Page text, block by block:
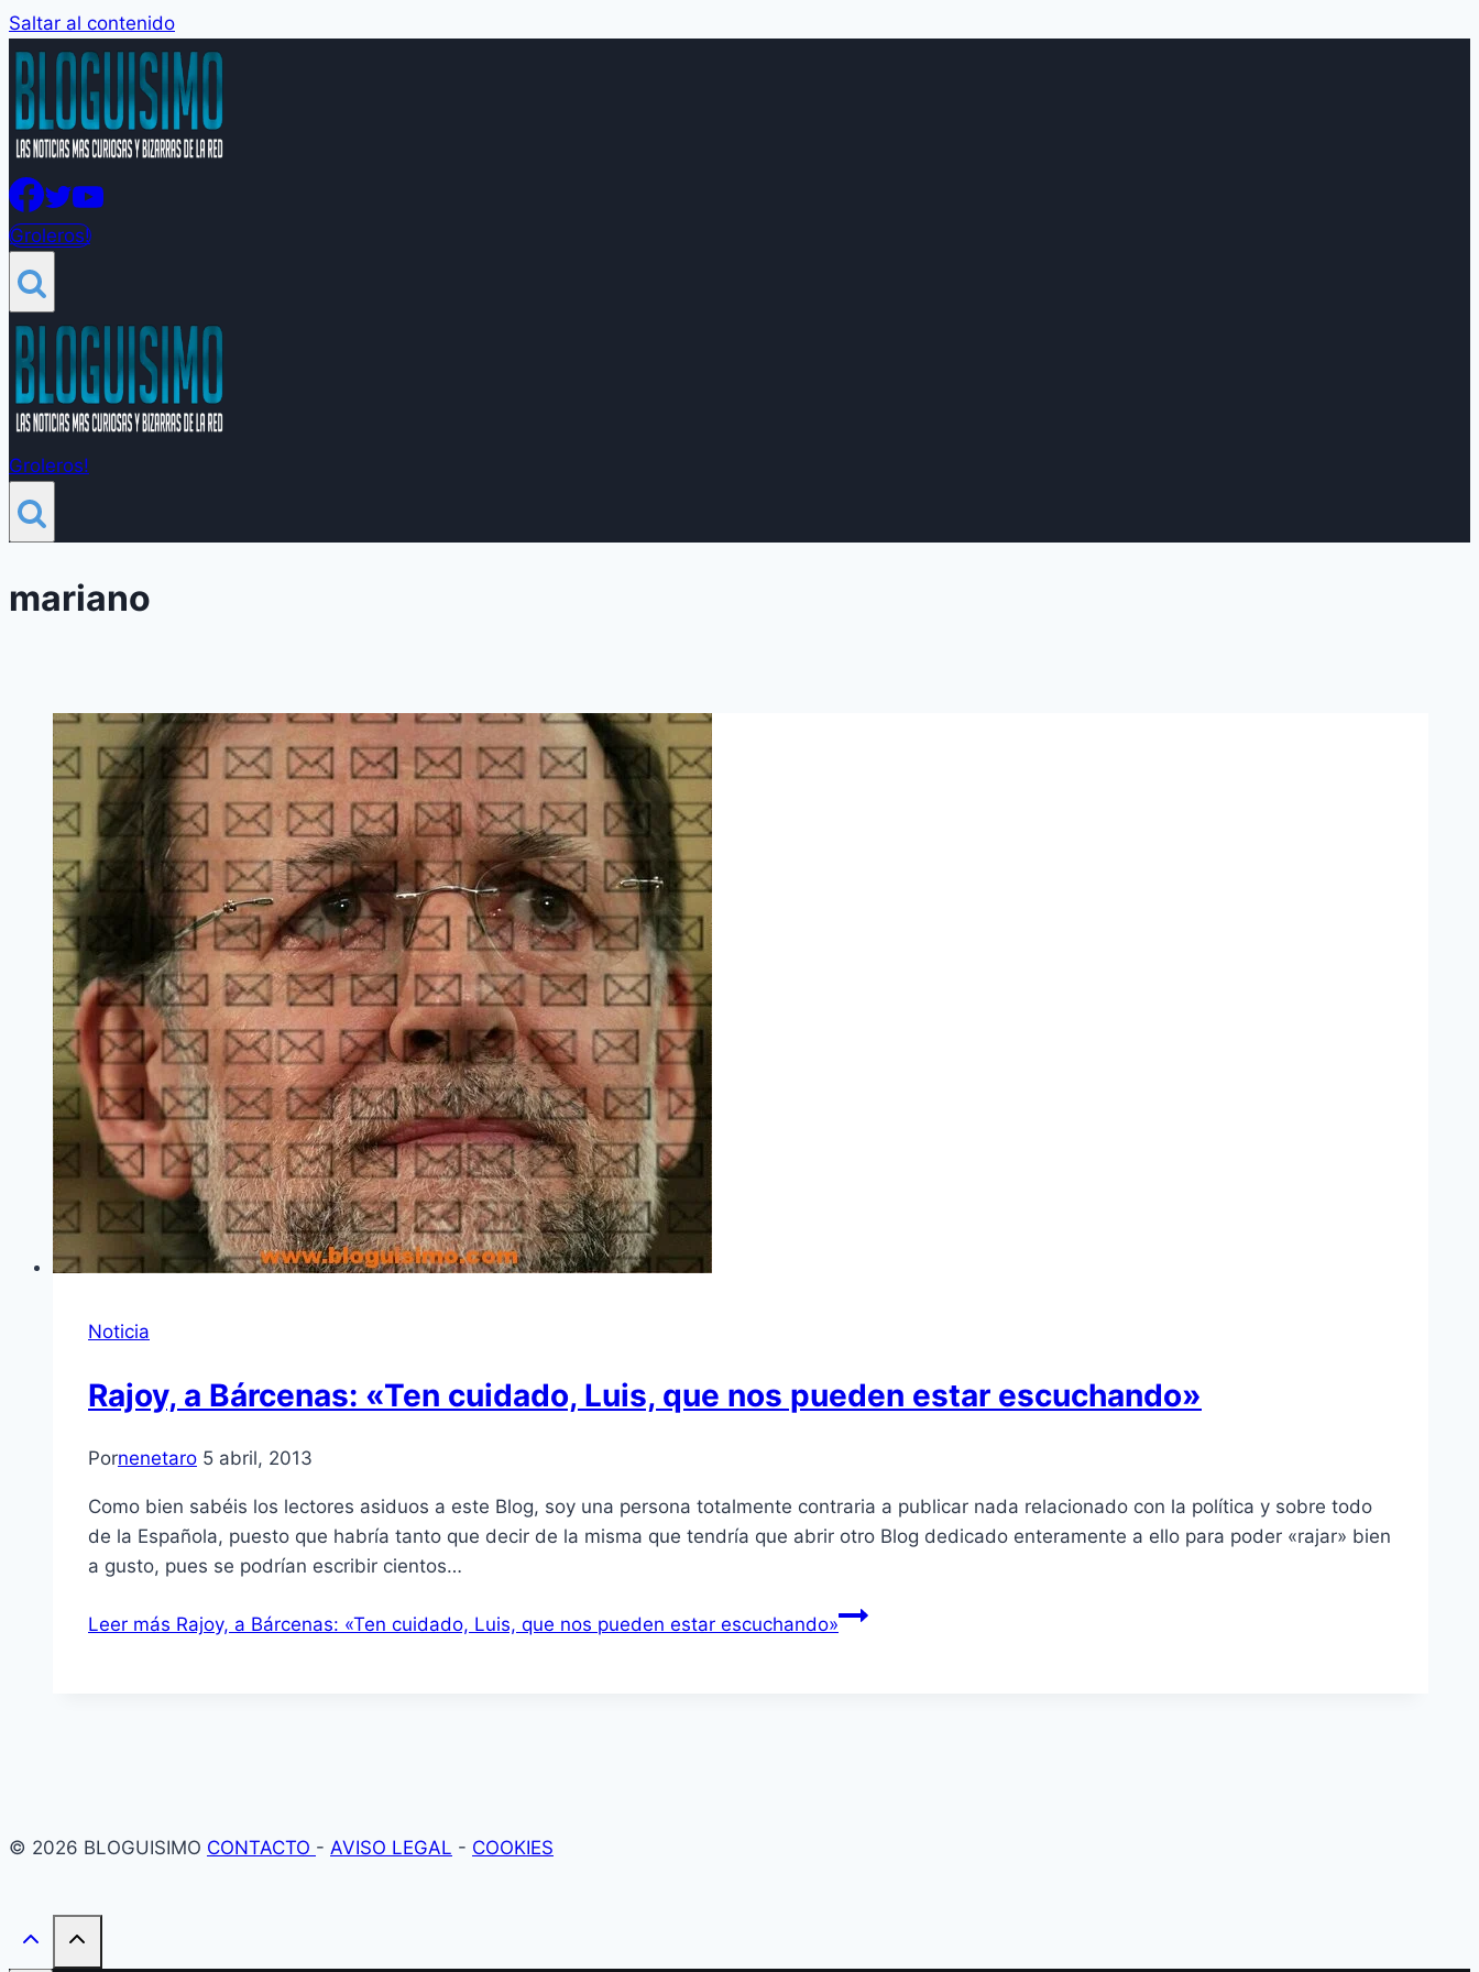
Saltar al contenido
Groleros!
Groleros!
mariano
Noticia
Rajoy, a Bárcenas: «Ten cuidado, Luis, que nos pueden estar escuchando»
Pornenetaro 5 abril, 2013
Como bien sabéis los lectores asiduos a este Blog, soy una persona totalmente contraria a publicar nada relacionado con la polí­tica y sobre todo
de la Española, puesto que habrí­a tanto que decir de la misma que tendrí­a que abrir otro Blog dedicado enteramente a ello para poder «rajar» bien
a gusto, pues se podrí­an escribir cientos…
Leer más Rajoy, a Bárcenas: «Ten cuidado, Luis, que nos pueden estar escuchando»
© 2026 BLOGUISIMO CONTACTO - AVISO LEGAL - COOKIES